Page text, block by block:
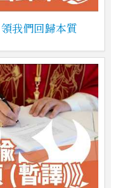
我們回歸本質